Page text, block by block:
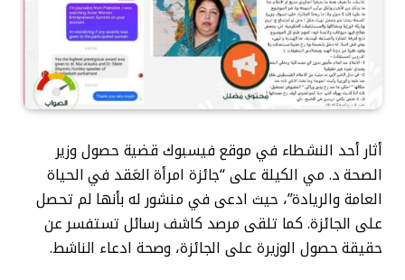
أثار أحد النشطاء في موقع فيسبوك قضية حصول وزير
الصحة د. مي الكيلة على “جائزة امرأة العَقد في الحياة
العامة والريادة”، حيث ادعى في منشور له بأنها لم تحصل
على الجائزة. كما تلقى مرصد كاشف رسائل تستفسر عن
حقيقة حصول الوزيرة على الجائزة، وصحة ادعاء الناشط.